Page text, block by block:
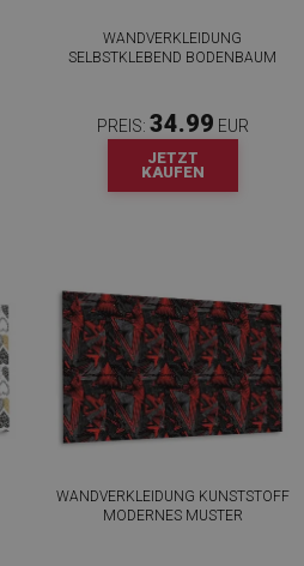
WANDVERKLEIDUNG
SELBSTKLEBEND BODENBAUM
PREIS: 34.99 EUR
JETZT
KAUFEN
WANDVERKLEIDUNG KUNSTSTOFF
MODERNES MUSTER